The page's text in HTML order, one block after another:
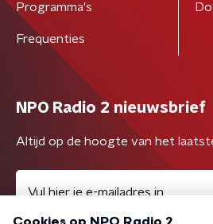
Programma's
Frequenties
NPO Radio 2 nieuwsbrief
Altijd op de hoogte van het